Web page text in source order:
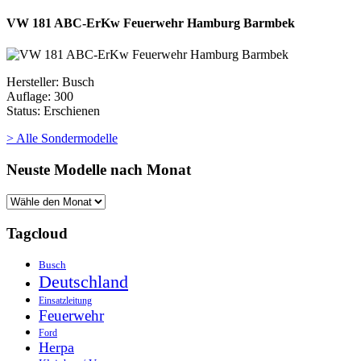
VW 181 ABC-ErKw Feuerwehr Hamburg Barmbek
Hersteller: Busch
Auflage: 300
Status: Erschienen
> Alle Sondermodelle
Neuste Modelle nach Monat
Tagcloud
Busch
Deutschland
Einsatzleitung
Feuerwehr
Ford
Herpa